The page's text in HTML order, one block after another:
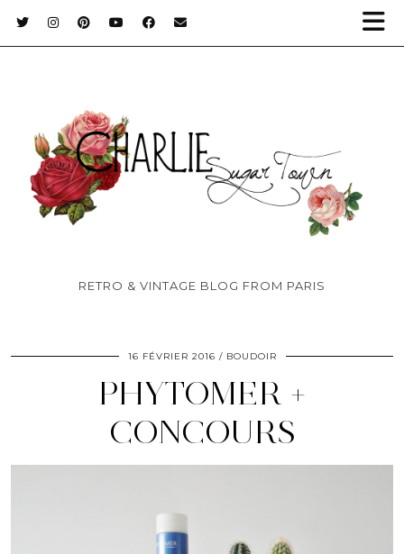
RETRO & VINTAGE BLOG FROM PARIS
16 FÉVRIER 2016 BOUDOIR
PHYTOMER +
CONCOURS